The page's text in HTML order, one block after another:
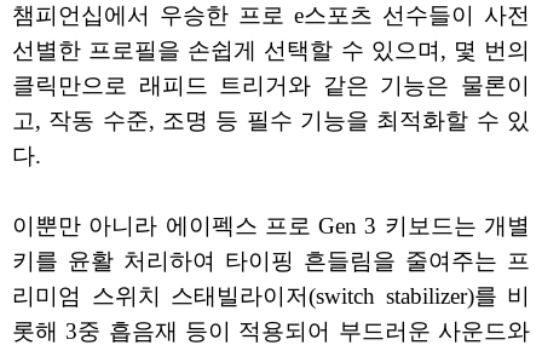
챔피언십에서 우승한 프로 e스포츠 선수들이 사전
선별한 프로필을 손쉽게 선택할 수 있으며, 몇 번의
클릭만으로 래피드 트리거와 같은 기능은 물론이
고, 작동 수준, 조명 등 필수 기능을 최적화할 수 있
다.
이뿐만 아니라 에이펙스 프로 Gen 3 키보드는 개별
키를 윤활 처리하여 타이핑 흔들림을 줄여주는 프
리미엄 스위치 스태빌라이저(switch stabilizer)를 비
롯해 3중 흡음재 등이 적용되어 부드러운 사운드와